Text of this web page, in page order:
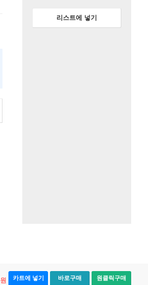
리스트에 넣기
원 카트에 넣기 바로구매 원클릭구매